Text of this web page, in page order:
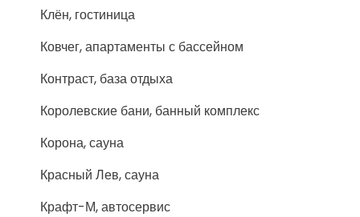
Клён, гостиница
Ковчег, апартаменты с бассейном
Контраст, база отдыха
Королевские бани, банный комплекс
Корона, сауна
Красный Лев, сауна
Крафт-М, автосервис